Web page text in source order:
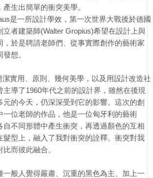
生出簡單的衝突美學。
是一所設計學效，第一次世界大戰後於德國
立者建築師(Walter Gropius)希望在設計上與
，於是聘請老師們、從事實際創作的藝術家
想。
潔實用、原則、幾何美學，以及用設計改造社
主導了1960年代之前的設計界，雖然在後現
元的今天，仍深深受到它的影響。這次的創
一位老師的作品，他是一位匈牙利的藝術
自不同形體中產生衝突，再透過顏色的互相
髮型上，融入了我對衝突的詮釋。衝突對我
而彼此融合。
一般人覺得嚴肅、沉重的黑色為主、加上一